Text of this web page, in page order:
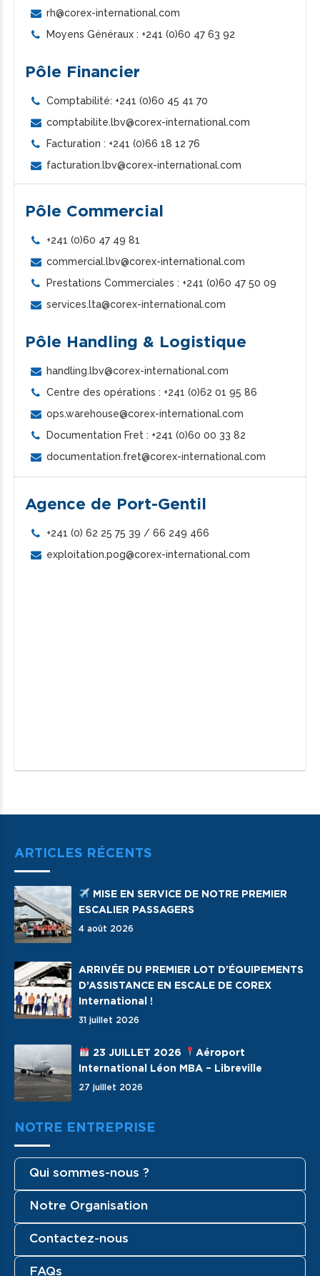
rh@corex-international.com
Moyens Généraux : +241 (0)60 47 63 92
Pôle Financier
Comptabilité: +241 (0)60 45 41 70
comptabilite.lbv@corex-international.com
Facturation : +241 (0)66 18 12 76
facturation.lbv@corex-international.com
Pôle Commercial
+241 (0)60 47 49 81
commercial.lbv@corex-international.com
Prestations Commerciales : +241 (0)60 47 50 09
services.lta@corex-international.com
Pôle Handling & Logistique
handling.lbv@corex-international.com
Centre des opérations : +241 (0)62 01 95 86
ops.warehouse@corex-international.com
Documentation Fret : +241 (0)60 00 33 82
documentation.fret@corex-international.com
Agence de Port-Gentil
+241 (0) 62 25 75 39 / 66 249 466
exploitation.pog@corex-international.com
ARTICLES RÉCENTS
MISE EN SERVICE DE NOTRE PREMIER
ESCALIER PASSAGERS
4 août 2026
ARRIVÉE DU PREMIER LOT D'ÉQUIPEMENTS
D’ASSISTANCE EN ESCALE DE COREX
International !
31 juillet 2026
23 JUILLET 2026
Aéroport
International Léon MBA – Libreville
27 juillet 2026
NOTRE ENTREPRISE
Qui sommes-nous ?
Notre Organisation
Contactez-nous
FAQs